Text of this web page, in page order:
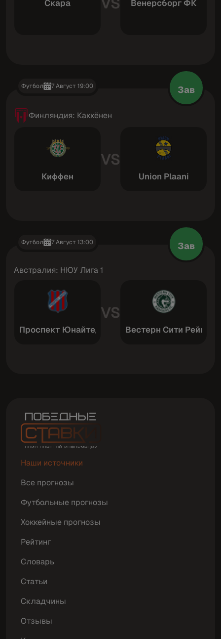
Скара Венерсборг ФК
Футбол 7 Август 19:00 Зав
Финляндия: Каккёнен
Киффен
VS
Union Plaani
Футбол 7 Август 13:00 Зав
Австралия: НЮУ Лига 1
Проспект Юнайтед
VS
Вестерн Сити
Наши источники
Все прогнозы
Футбольные прогнозы
Хоккейные прогнозы
Рейтинг
Словарь
Статьи
Складчины
Отзывы